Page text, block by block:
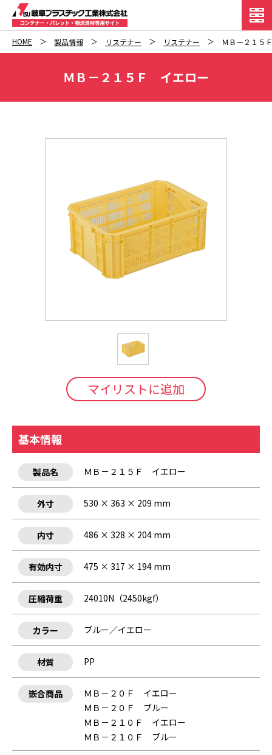
HOME 製品情報 リステナー リステナー ＭＢ－２１５
ＭＢ－２１５Ｆ イエロー
マイリストに追加
基本情報
製品名 ＭＢ－２１５Ｆ イエロー
外寸 530 × 363 × 209 mm
内寸 486 × 328 × 204 mm
有効内寸 475 × 317 × 194 mm
圧縮荷重 24010N（2450kgf）
カラー ブルー／イエロー
材質 PP
嵌合商品
ＭＢ－２０Ｆ イエロー
ＭＢ－２０Ｆ ブルー
ＭＢ－２１０Ｆ イエロー
ＭＢ－２１０Ｆ ブルー